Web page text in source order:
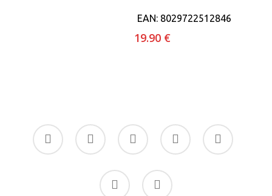
EAN: 8029722512846
19.90 €
facebook
google-
plus
instagram whatsapp tiktok
phone email